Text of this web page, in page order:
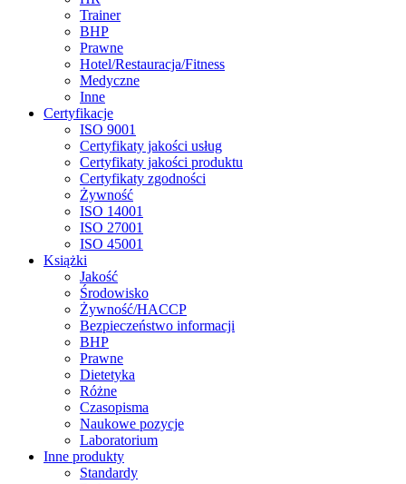
Trainer
BHP
Prawne
Hotel/Restauracja/Fitness
Medyczne
Inne
Certyfikacje
ISO 9001
Certyfikaty jakości usług
Certyfikaty jakości produktu
Certyfikaty zgodności
Żywność
ISO 14001
ISO 27001
ISO 45001
Książki
Jakość
Środowisko
Żywność/HACCP
Bezpieczeństwo informacji
BHP
Prawne
Dietetyka
Różne
Czasopisma
Naukowe pozycje
Laboratorium
Inne produkty
Standardy